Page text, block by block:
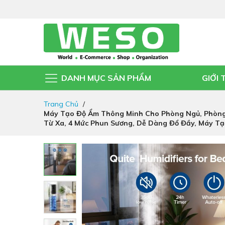
DANH MỤC SẢN PHẨM GIỚI
Trang Chủ
Máy Tạo Độ Ẩm Thông Minh Cho Phòng Ngủ,
Từ Xa, 4 Mức Phun Sương, Dễ Dàng Đổ Đầy, Máy
Chuyển
đến
phần
đầu
của
thư
viện